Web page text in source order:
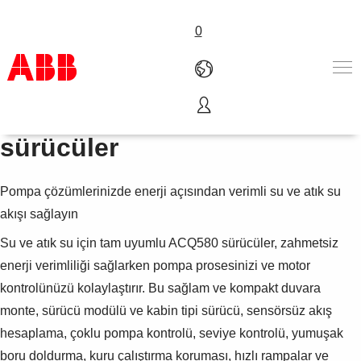
0
Ürünler ve Çözümler
Endüstriler
Hakkımızda
Satış noktaları
ACQ580 - su ve atık su için
sürücüler
Pompa çözümlerinizde enerji açısından verimli su ve atık su
akışı sağlayın
Su ve atık su için tam uyumlu ACQ580 sürücüler, zahmetsiz
enerji verimliliği sağlarken pompa prosesinizi ve motor
kontrolünüzü kolaylaştırır. Bu sağlam ve kompakt duvara
monte, sürücü modülü ve kabin tipi sürücü, sensörsüz akış
hesaplama, çoklu pompa kontrolü, seviye kontrolü, yumuşak
boru doldurma, kuru çalıştırma koruması, hızlı rampalar ve